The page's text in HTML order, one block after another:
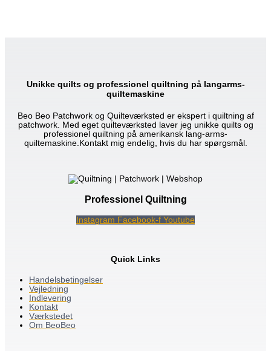
Unikke quilts og professionel quiltning på langarms-
quiltemaskine
Beo Beo Patchwork og Quilteværksted er ekspert i quiltning af
patchwork. Med eget quilteværksted laver jeg unikke quilts og
professionel quiltning på amerikansk lang-arms-
quiltemaskine.Kontakt mig endelig, hvis du har spørgsmål.
Professionel Quiltning
Instagram Facebook-f Youtube
Quick Links
Handelsbetingelser
Vejledning
Indlevering
Kontakt
Værkstedet
Om BeoBeo